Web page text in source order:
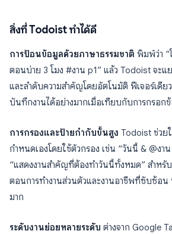
สิ่งที่ Todoist ทำได้ดี
การป้อนข้อมูลด้วยภาษาธรรมชาติ พิมพ์ว่า “
ตอนบ่าย 3 โมง #งาน p1” แล้ว Todoist จะแ
และลำดับความสำคัญโดยอัตโนมัติ ฟีเจอร์เดียว
บันทึกงานได้อย่างมากเมื่อเทียบกับการกรอก
การกรองและป้ายกำกับขั้นสูง Todoist ช่วย
กำหนดเองโดยใช้ตัวกรอง เช่น “วันนี้ & @งา
“แสดงงานสำคัญที่ต้องทำวันนี้ทั้งหมด” สำหรั
ตอนการทำงานส่วนตัวและงานอาชีพที่ซับซ้อน
มาก
ระดับงานย่อยหลายระดับ ต่างจาก Google